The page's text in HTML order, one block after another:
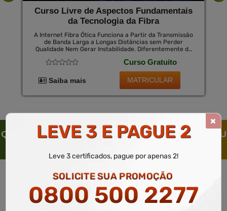
Curso Livre de Aspectos Fundamentais
da Tecnologia da Fibra
A Internet Fibra Ótica Funciona a Partir da Transmissão
de Banda Larga a Longas Distâncias sem Perder
Qualidade Nem Gerar Instabilidade. Diferentemente da
Eletricidade na Transmissão de Sinais, na Medida em
Que os Transforma em Luz para os Enviar por Meio do
Curso Gratuito
Saiba mais MATRICULAR
QUEM SOLICITOU ESTE CURSO LIVRE, SOLICITOU
LEVE 3 E PAGUE 2
Leve 3 certificados, pague por apenas 2!
SOLICITE SUA PROMOÇÃO
0800 500 2277